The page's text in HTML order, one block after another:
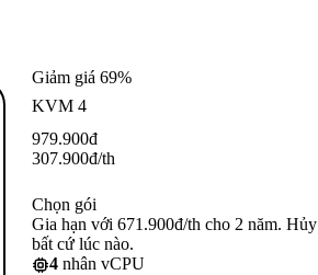
Giảm giá 69%
KVM 4
979.900đ
307.900đ/th
Chọn gói
Gia hạn với 671.900đ/th cho 2 năm. Hủy
bất cứ lúc nào.
4 nhân vCPU